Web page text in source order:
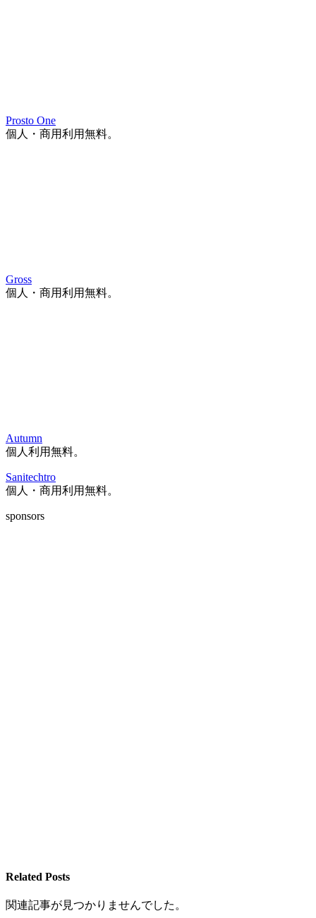
Prosto One
個人・商用利用無料。
Gross
個人・商用利用無料。
Autumn
個人利用無料。
Sanitechtro
個人・商用利用無料。
sponsors
Related Posts
関連記事が見つかりませんでした。